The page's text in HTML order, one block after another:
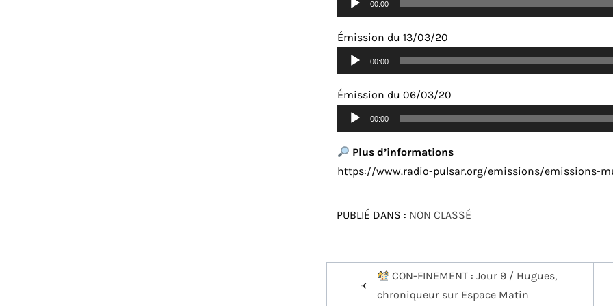
audio
00:00
Émission du 13/03/20
Lecteur
audio
00:00
Émission du 06/03/20
Lecteur
audio
00:00
Plus d’informations
https://www.radio-pulsar.org/emissions/emissions-
PUBLIÉ DANS : NON CLASSÉ
Navigation
CON-FINEMENT : Jour 9 / Hugues,
chroniqueur sur Espace Matin